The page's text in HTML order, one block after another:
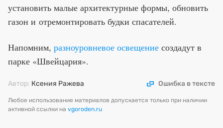
установить малые архитектурные формы, обновить
газон и отремонтировать будки спасателей.
Напомним, разноуровневое освещение создадут в
парке «Швейцария».
Автор: Ксения Ражева Ошибка в тексте
Любое использование материалов допускается только при наличии
активной ссылки на vgoroden.ru